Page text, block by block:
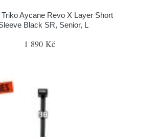
Aycane Revo X Layer Short
Black SR, Senior, L
1 890 Kč